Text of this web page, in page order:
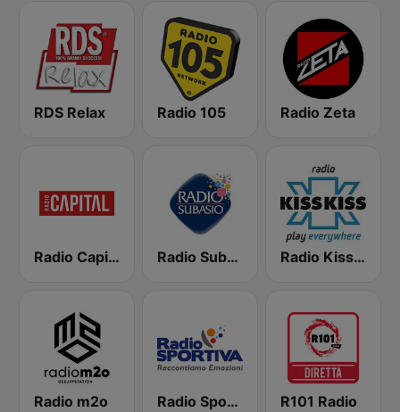
RDS Relax Radio 105 Radio Zeta
Radio Capital Radio Subasio Radio Kiss Kiss
Radio m2o Radio Sportiva R101 Radio